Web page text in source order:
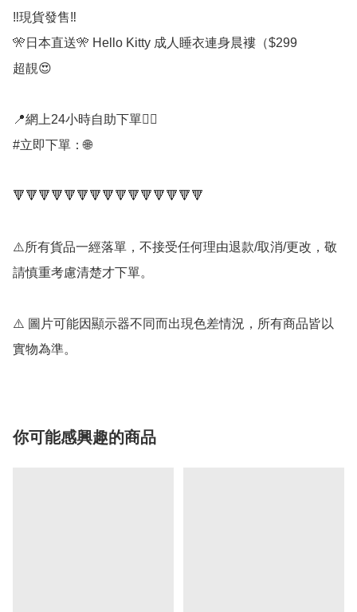
‼️現貨發售‼️
🎌日本直送🎌 Hello Kitty 成人睡衣連身晨褸（$299
超靚😍
📍網上24小時自助下單👍🏻
#立即下單：🌐
🔻🔻🔻🔻🔻🔻🔻🔻🔻🔻🔻🔻🔻🔻🔻
⚠️所有貨品一經落單，不接受任何理由退款/取消/更改，敬
請慎重考慮清楚才下單。
⚠️ 圖片可能因顯示器不同而出現色差情況，所有商品皆以
實物為準。
你可能感興趣的商品